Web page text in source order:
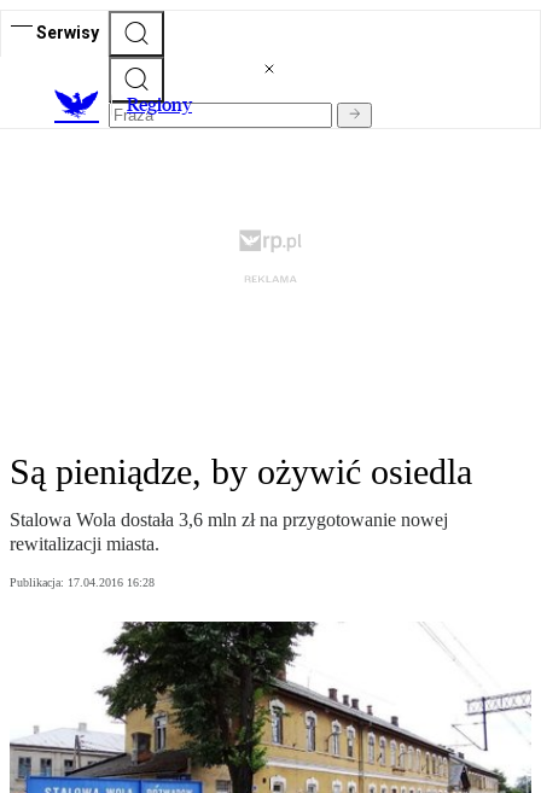
Serwisy
Regiony
Są pieniądze, by ożywić osiedla
Stalowa Wola dostała 3,6 mln zł na przygotowanie nowej
rewitalizacji miasta.
Publikacja: 17.04.2016 16:28